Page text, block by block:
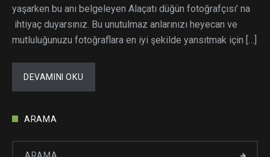
yaşarken bu anı belgeleyen Alaçatı düğün fotoğrafçısı’ na
ihtiyaç duyarsınız. Bu unutulmaz anlarınızı heyecan ve
mutluluğunuzu fotoğraflara en iyi şekilde yansıtmak için […]
DEVAMINI OKU
ARAMA